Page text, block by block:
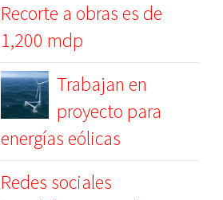
Recorte a obras es de
1,200 mdp
Trabajan en
proyecto para
energías eólicas
Redes sociales